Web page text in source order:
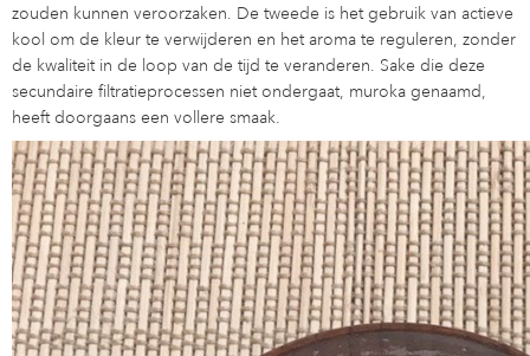
zouden kunnen veroorzaken. De tweede is het gebruik van actieve
kool om de kleur te verwijderen en het aroma te reguleren, zonder
de kwaliteit in de loop van de tijd te veranderen. Sake die deze
secundaire filtratieprocessen niet ondergaat, muroka genaamd,
heeft doorgaans een vollere smaak.